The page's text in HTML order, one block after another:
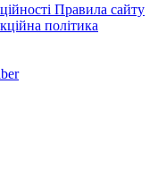
Правила сайту
політика